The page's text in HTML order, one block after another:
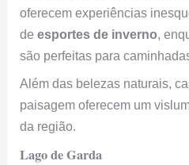
oferecem experiências
deesportes de inverno,
são perfeitas para
Além das belezas naturais,
paisagem oferecem um
da região.
Lago de Garda